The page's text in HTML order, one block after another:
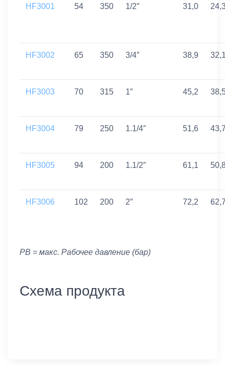
HF3001 54 350 1/2″ 31,0
HF3002 65 350 3/4″ 38,9
HF3003 70 315 1″ 45,2
HF3004 79 250 1.1/4″ 51,6
HF3005 94 200 1.1/2″ 61,1
HF3006 102 200 2″ 72,2
PB = макс. Рабочее давление (бар)
Схема продукта